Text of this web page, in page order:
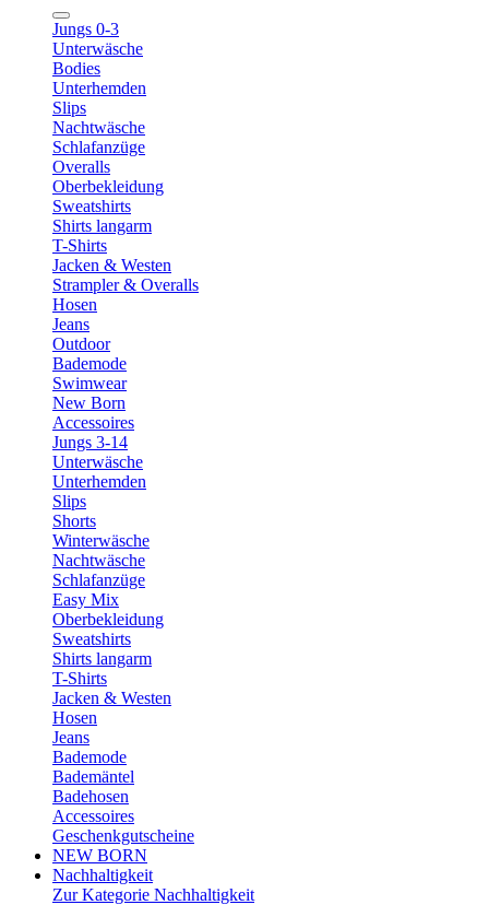
Jungs 0-3
Unterwäsche
Bodies
Unterhemden
Slips
Nachtwäsche
Schlafanzüge
Overalls
Oberbekleidung
Sweatshirts
Shirts langarm
T-Shirts
Jacken & Westen
Strampler & Overalls
Hosen
Jeans
Outdoor
Bademode
Swimwear
New Born
Accessoires
Jungs 3-14
Unterwäsche
Unterhemden
Slips
Shorts
Winterwäsche
Nachtwäsche
Schlafanzüge
Easy Mix
Oberbekleidung
Sweatshirts
Shirts langarm
T-Shirts
Jacken & Westen
Hosen
Jeans
Bademode
Bademäntel
Badehosen
Accessoires
Geschenkgutscheine
NEW BORN
Nachhaltigkeit
Zur Kategorie Nachhaltigkeit